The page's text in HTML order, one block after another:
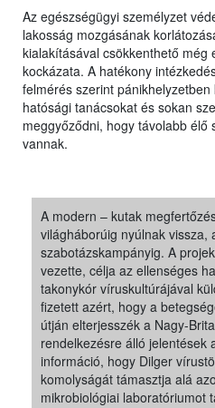
Az egészségügyi személyzet
lakosság mozgásának
kialakításával csökkenthető még
kockázata. A hatékony
felmérés szerint
hatósági tanácsokat és sokan
meggyőződni, hogy távolabb élő
vannak.
A modern – kutak
világháborúig nyúlnak
szabotázskampányig. A
vezette, célja az ellenséges
takonykór víruskultúrájával
fizetett azért, hogy a
útján elterjesszék a Nagy-
rendelkezésre álló jelentések
információ, hogy Dilger
komolyságát támasztja alá
mikrobiológiai laboratóriumot